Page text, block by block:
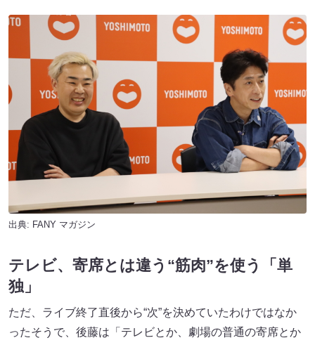
出典: FANY マガジン
テレビ、寄席とは違う“筋肉”を使う「単
独」
ただ、ライブ終了直後から“次”を決めていたわけではなか
ったそうで、後藤は「テレビとか、劇場の普通の寄席とか